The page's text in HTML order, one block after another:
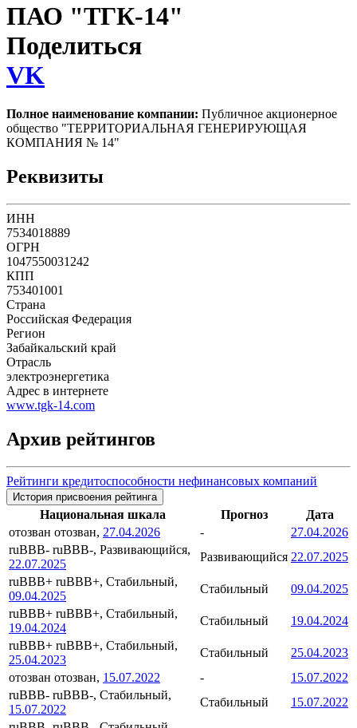
ПАО "ТГК-14"
Поделиться
VK
Полное наименование компании: Публичное акционерное
общество "ТЕРРИТОРИАЛЬНАЯ ГЕНЕРИРУЮЩАЯ
КОМПАНИЯ № 14"
Реквизиты
ИНН
7534018889
ОГРН
1047550031242
КПП
753401001
Страна
Российская Федерация
Регион
Забайкальский край
Отрасль
электроэнергетика
Адрес в интернете
www.tgk-14.com
Архив рейтингов
Рейтинги кредитоспособности нефинансовых компаний
История присвоения рейтинга
Национальная шкала Прогноз
Дата
отозван отозван, 27.04.2026 -
27.04.2026
ruBBB- ruBBB-, Развивающийся,
22.07.2025
Развивающийся 22.07.2025
ruBBB+ ruBBB+, Стабильный,
09.04.2025
Стабильный
09.04.2025
ruBBB+ ruBBB+, Стабильный,
19.04.2024
Стабильный
19.04.2024
ruBBB+ ruBBB+, Стабильный,
25.04.2023
Стабильный
25.04.2023
отозван отозван, 15.07.2022 -
15.07.2022
ruBBB- ruBBB-, Стабильный,
15.07.2022
Стабильный
15.07.2022